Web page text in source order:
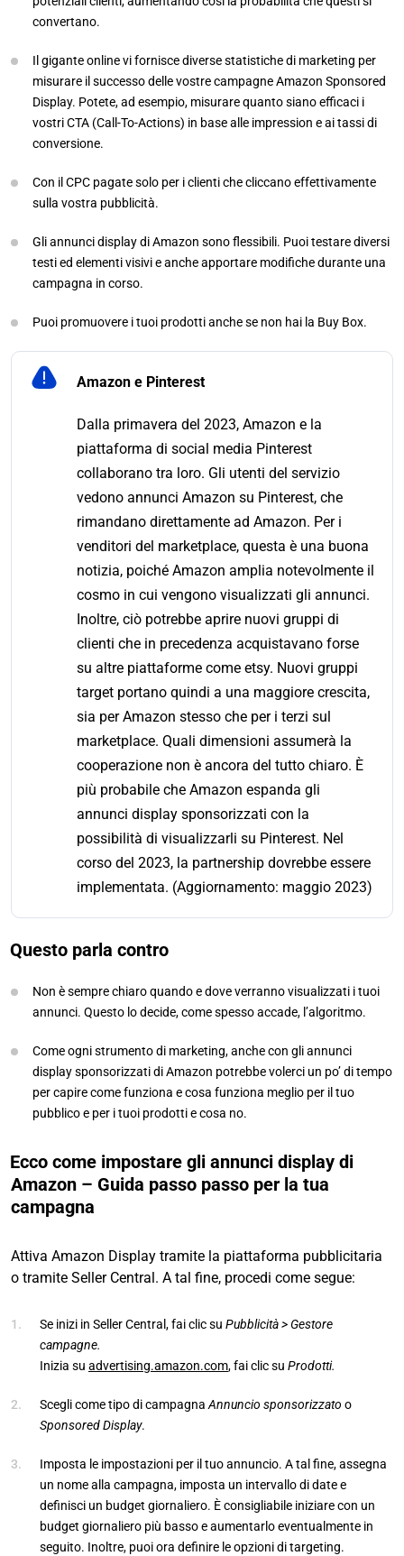
convertano.
Il gigante online vi fornisce diverse statistiche di marketing per
misurare il successo delle vostre campagne Amazon Sponsored
Display. Potete, ad esempio, misurare quanto siano efficaci i
vostri CTA (Call-To-Actions) in base alle impression e ai tassi di
conversione.
Con il CPC pagate solo per i clienti che cliccano effettivamente
sulla vostra pubblicità.
Gli annunci display di Amazon sono flessibili. Puoi testare diversi
testi ed elementi visivi e anche apportare modifiche durante una
campagna in corso.
Puoi promuovere i tuoi prodotti anche se non hai la Buy Box.
Amazon e Pinterest
Dalla primavera del 2023, Amazon e la
piattaforma di social media Pinterest
collaborano tra loro. Gli utenti del servizio
vedono annunci Amazon su Pinterest, che
rimandano direttamente ad Amazon. Per i
venditori del marketplace, questa è una buona
notizia, poiché Amazon amplia notevolmente il
cosmo in cui vengono visualizzati gli annunci.
Inoltre, ciò potrebbe aprire nuovi gruppi di
clienti che in precedenza acquistavano forse
su altre piattaforme come etsy. Nuovi gruppi
target portano quindi a una maggiore crescita,
sia per Amazon stesso che per i terzi sul
marketplace. Quali dimensioni assumerà la
cooperazione non è ancora del tutto chiaro. È
più probabile che Amazon espanda gli
annunci display sponsorizzati con la
possibilità di visualizzarli su Pinterest. Nel
corso del 2023, la partnership dovrebbe essere
implementata. (Aggiornamento: maggio 2023)
Questo parla contro
Non è sempre chiaro quando e dove verranno visualizzati i tuoi
annunci. Questo lo decide, come spesso accade, l’algoritmo.
Come ogni strumento di marketing, anche con gli annunci
display sponsorizzati di Amazon potrebbe volerci un po’ di tempo
per capire come funziona e cosa funziona meglio per il tuo
pubblico e per i tuoi prodotti e cosa no.
Ecco come impostare gli annunci display di
Amazon – Guida passo passo per la tua
campagna
Attiva Amazon Display tramite la piattaforma pubblicitaria
o tramite Seller Central. A tal fine, procedi come segue:
Se inizi in Seller Central, fai clic su Pubblicità > Gestore
campagne.
Inizia su advertising.amazon.com, fai clic su Prodotti.
Scegli come tipo di campagnaAnnuncio sponsorizzato o
Sponsored Display.
Imposta le impostazioni per il tuo annuncio. A tal fine, assegna
un nome alla campagna, imposta un intervallo di date e
definisci un budget giornaliero. È consigliabile iniziare con un
budget giornaliero più basso e aumentarlo eventualmente in
seguito. Inoltre, puoi ora definire le opzioni di targeting.